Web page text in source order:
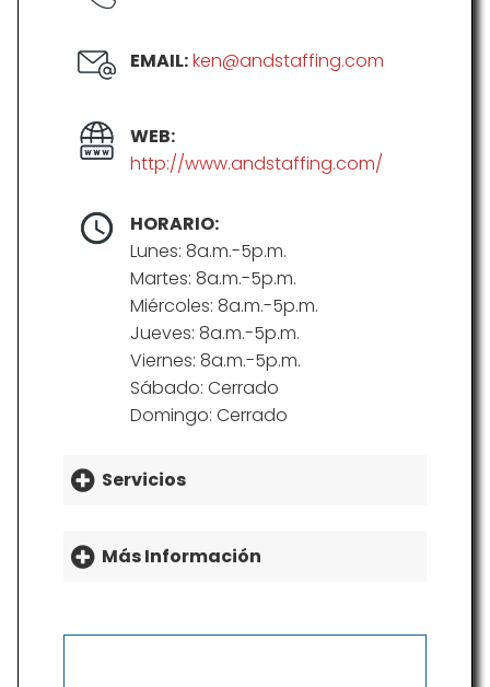
EMAIL:ken@andstaffing.com
WEB:
http://www.andstaffing.com/
HORARIO:
Lunes: 8a.m.-5p.m.
Martes: 8a.m.-5p.m.
Miércoles: 8a.m.-5p.m.
Jueves: 8a.m.-5p.m.
Viernes: 8a.m.-5p.m.
Sábado: Cerrado
Domingo: Cerrado
Servicios
Más Información